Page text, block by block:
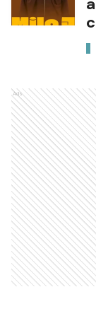
Ads